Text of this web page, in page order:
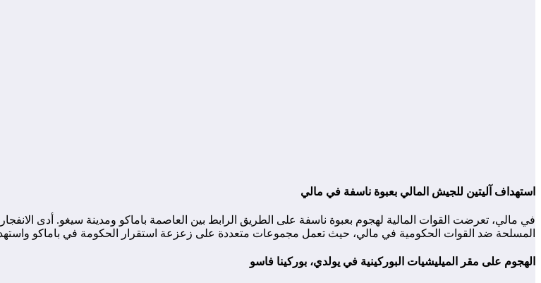
استهداف آليتين للجيش المالي بعبوة ناسفة في مالي
في مالي، تعرضت القوات المالية لهجوم بعبوة ناسفة على الطريق الرابط بين العاصمة باماكو ومدينة سيغو. أدى
المسلحة ضد القوات الحكومية في مالي، حيث تعمل مجموعات متعددة على زعزعة استقرار الحكومة في باماكو
الهجوم على مقر الميليشيات البوركينية في يولدي، بوركينا فاسو